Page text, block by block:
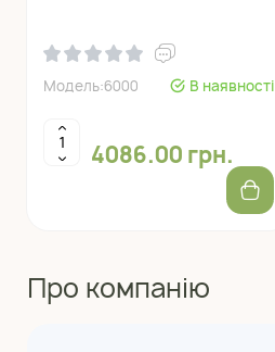
Модель:6000 В наявності
4086.00 грн.
Про компанію